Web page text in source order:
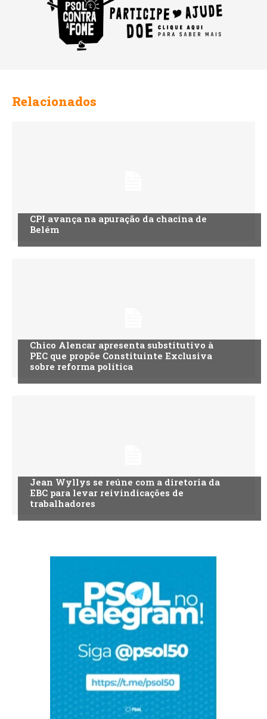
Relacionados
CPI avança na apuração da chacina de
Belém
Chico Alencar apresenta substitutivo à
PEC que propõe Constituinte Exclusiva
sobre reforma política
Jean Wyllys se reúne com a diretoria da
EBC para levar reivindicações de
trabalhadores